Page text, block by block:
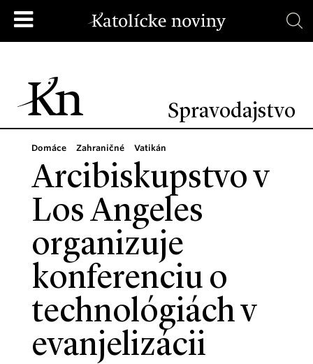
Spravodajstvo
Domáce Zahraničné Vatikán
Arcibiskupstvo v
Los Angeles
organizuje
konferenciu o
technológiách v
evanjelizácii